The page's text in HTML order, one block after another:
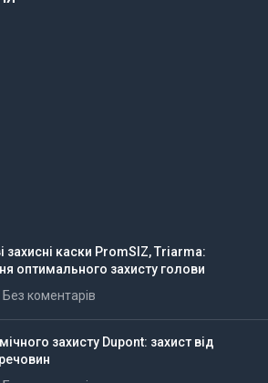
захисні каски PromSIZ, Triarma:
оптимального захисту голови
Без коментарів
захисту Dupont: захист від